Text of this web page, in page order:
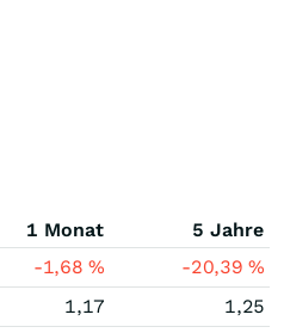
1 Monat
5 Jahre
-1,68% -20,39%
1,17
1,25